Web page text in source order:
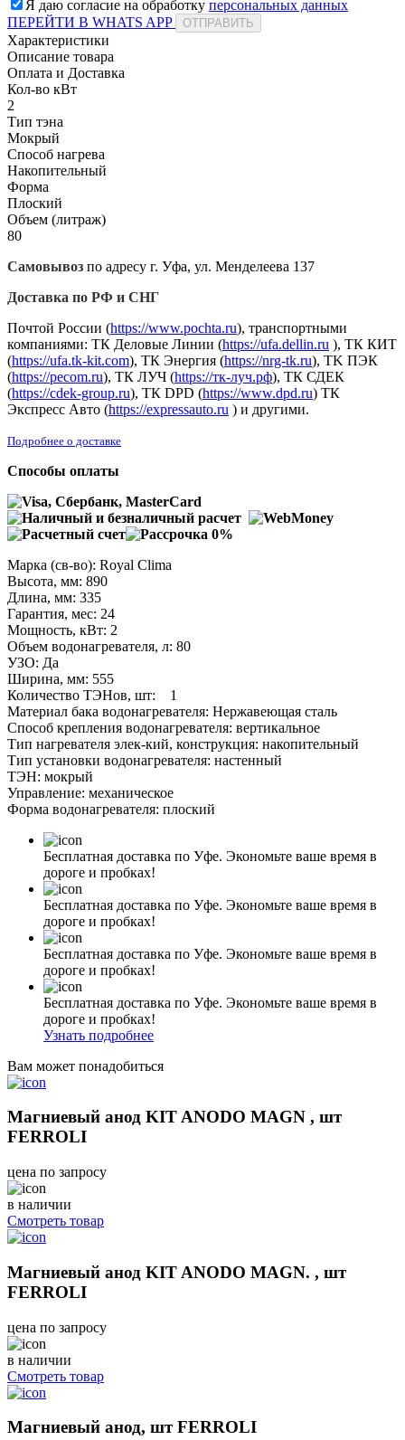
Я даю согласие на обработку персональных данных
ПЕРЕЙТИ В WHATS APP
ОТПРАВИТЬ
Характеристики
Описание товара
Оплата и Доставка
Кол-во кВт
2
Тип тэна
Мокрый
Способ нагрева
Накопительный
Форма
Плоский
Объем (литраж)
80
Самовывоз по адресу г. Уфа, ул. Менделеева 137
Доставка по РФ и СНГ
Почтой России (https://www.pochta.ru), транспортными
компаниями: ТК Деловые Линии (https://ufa.dellin.ru ), ТК КИТ
(https://ufa.tk-kit.com), ТК Энергия (https://nrg-tk.ru), ТK ПЭК
(https://pecom.ru), ТК ЛУЧ (https://тк-луч.рф), ТК СДЕК
(https://cdek-group.ru), ТК DPD (https://www.dpd.ru) ТК
Экспресс Авто (https://expressauto.ru ) и другими.
Подробнее о доставке
Способы оплаты
Марка (св-во): Royal Clima
Высота, мм: 890
Длина, мм: 335
Гарантия, мес: 24
Мощность, кВт: 2
Объем водонагревателя, л: 80
УЗО: Да
Ширина, мм: 555
Количество ТЭНов, шт: 1
Материал бака водонагревателя: Нержавеющая сталь
Способ крепления водонагревателя: вертикальное
Тип нагревателя элек-кий, конструкция: накопительный
Тип установки водонагревателя: настенный
ТЭН: мокрый
Управление: механическое
Форма водонагревателя: плоский
Бесплатная доставка по Уфе. Экономьте ваше время в
дороге и пробках!
Бесплатная доставка по Уфе. Экономьте ваше время в
дороге и пробках!
Бесплатная доставка по Уфе. Экономьте ваше время в
дороге и пробках!
Бесплатная доставка по Уфе. Экономьте ваше время в
дороге и пробках!
Узнать подробнее
Вам может понадобиться
Магниевый анод KIT ANODO MAGN , шт
FERROLI
цена по запросу
в наличии
Смотреть товар
Магниевый анод KIT ANODO MAGN. , шт
FERROLI
цена по запросу
в наличии
Смотреть товар
Магниевый анод, шт FERROLI